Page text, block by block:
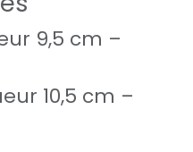
9,5 cm –
10,5 cm –